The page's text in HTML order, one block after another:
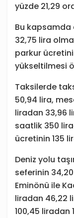
yüzde 21,29
Bu
32,75 lira
parkur
yükseltilmesi
Taksilerde
50,94 lira,
liradan 33,96
saatlik 350
ücretinin 135
Deniz yolu
seferinin
Eminönü ile
liradan 46,22
100,45 liradan